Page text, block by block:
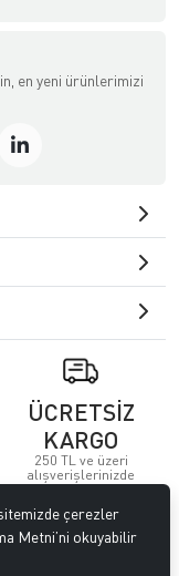
en yeni ürünlerimizi
ÜCRETSİZ
KARGO
250 TL ve üzeri
alışverişlerinizde
saklıdır.çerezler
Metni’ni okuyabilir